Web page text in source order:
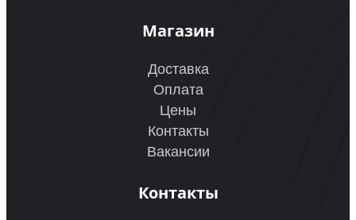
Магазин
Доставка
Оплата
Цены
Контакты
Вакансии
Контакты